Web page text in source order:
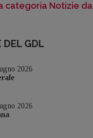
categoria Notizie
DEL GDL
2026
2026